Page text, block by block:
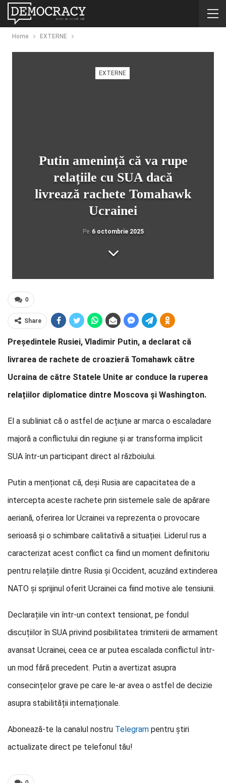
Home EXTERNE
EXTERNE
Putin amenință că va rupe
relațiile cu SUA dacă
livrează rachete Tomahawk
Ucrainei
Pe 6 octombrie 2025
0
Share
Președintele Rusiei, Vladimir Putin, a declarat că
livrarea de rachete de croazieră Tomahawk către
Ucraina de către Statele Unite ar conduce la ruperea
relațiilor diplomatice dintre Moscova și Washington.
El a subliniat că o astfel de acțiune ar marca o escaladare
majoră a conflictului din regiune și ar transforma implicit
SUA într-un participant direct al războiului.
Putin a menționat că, deși Rusia are capacitatea de a
intercepta aceste rachete prin sistemele sale de apărare
aeriană, oferirea lor Ucrainei va reprezenta o provocare
serioasă și o schimbare calitativă a situației. Liderul rus a
caracterizat acest conflict ca fiind un moment definitoriu
pentru relațiile dintre Rusia și Occident, acuzând extinderea
NATO și sprijinul oferit Ucrainei ca fiind motive ale tensiunii.
Declarațiile vin într-un context tensionat, pe fondul
discuțiilor în SUA privind posibilitatea trimiterii de armament
avansat Ucrainei, ceea ce ar putea escalada conflictul într-
un mod fără precedent. Putin a avertizat asupra
consecințelor grave pe care le-ar avea o astfel de decizie
asupra stabilității internaționale.
Abonează-te la canalul nostru Telegram pentru știri
actualizate direct pe telefonul tău!